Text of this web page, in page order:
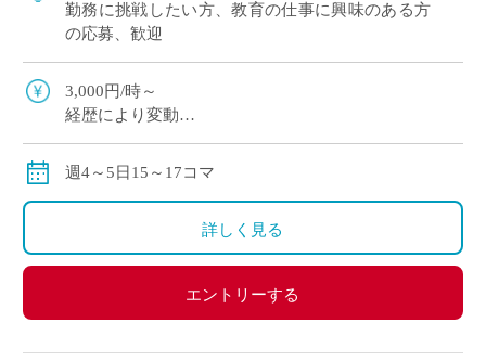
勤務に挑戦したい方、教育の仕事に興味のある方
の応募、歓迎
3,000円/時～
経歴により変動
週4～5日15～17コマ
詳しく見る
エントリーする